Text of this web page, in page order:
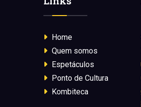
Home
Quem somos
Espetáculos
Ponto de Cultura
Kombiteca